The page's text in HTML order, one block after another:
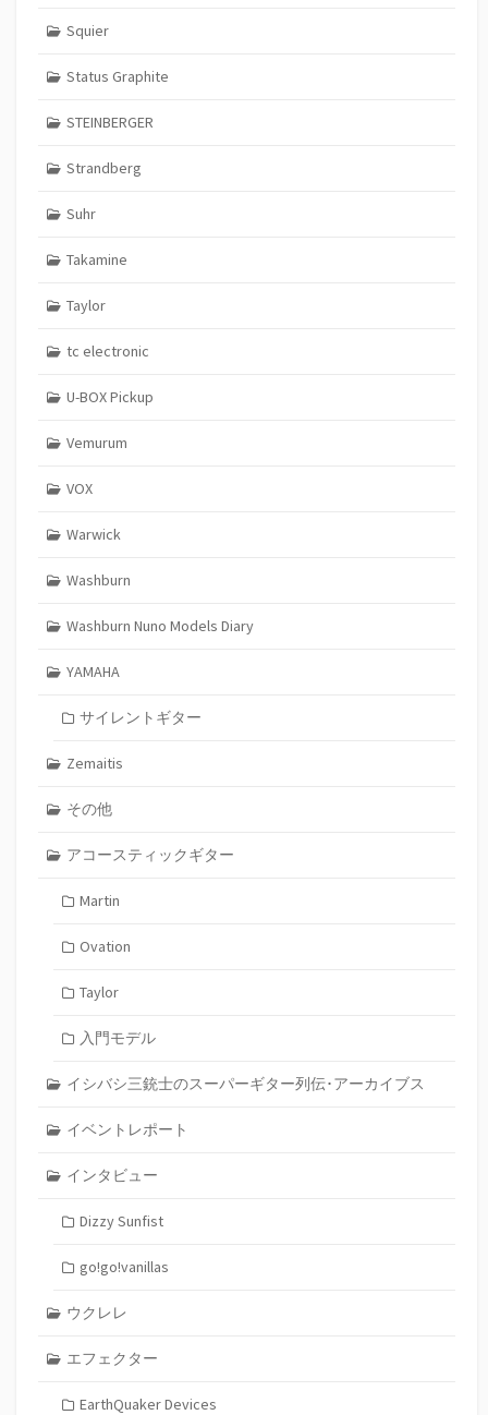
Squier
Status Graphite
STEINBERGER
Strandberg
Suhr
Takamine
Taylor
tc electronic
U-BOX Pickup
Vemurum
VOX
Warwick
Washburn
Washburn Nuno Models Diary
YAMAHA
サイレントギター
Zemaitis
その他
アコースティックギター
Martin
Ovation
Taylor
入門モデル
イシバシ三銃士のスーパーギター列伝･アーカイブス
イベントレポート
インタビュー
Dizzy Sunfist
go!go!vanillas
ウクレレ
エフェクター
EarthQuaker Devices